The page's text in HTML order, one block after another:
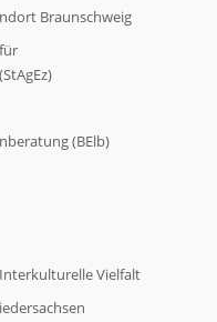
Braunschweig
(BElb)
Interkulturelle Vielfalt